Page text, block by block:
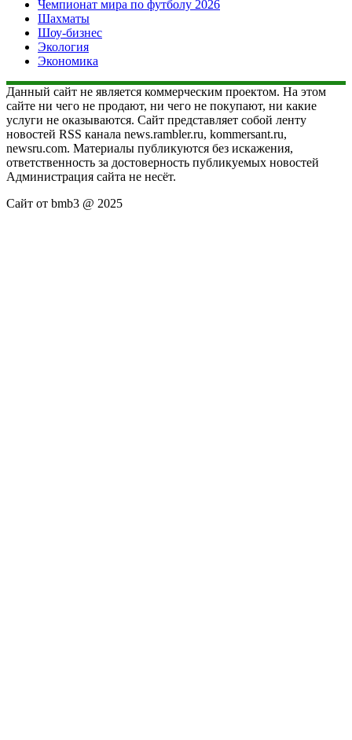
Чемпионат мира по футболу 2026
Шахматы
Шоу-бизнес
Экология
Экономика
Данный сайт не является коммерческим проектом. На этом
сайте ни чего не продают, ни чего не покупают, ни какие
услуги не оказываются. Сайт представляет собой ленту
новостей RSS канала news.rambler.ru, kommersant.ru,
newsru.com. Материалы публикуются без искажения,
ответственность за достоверность публикуемых новостей
Администрация сайта не несёт.
Сайт от bmb3 @ 2025